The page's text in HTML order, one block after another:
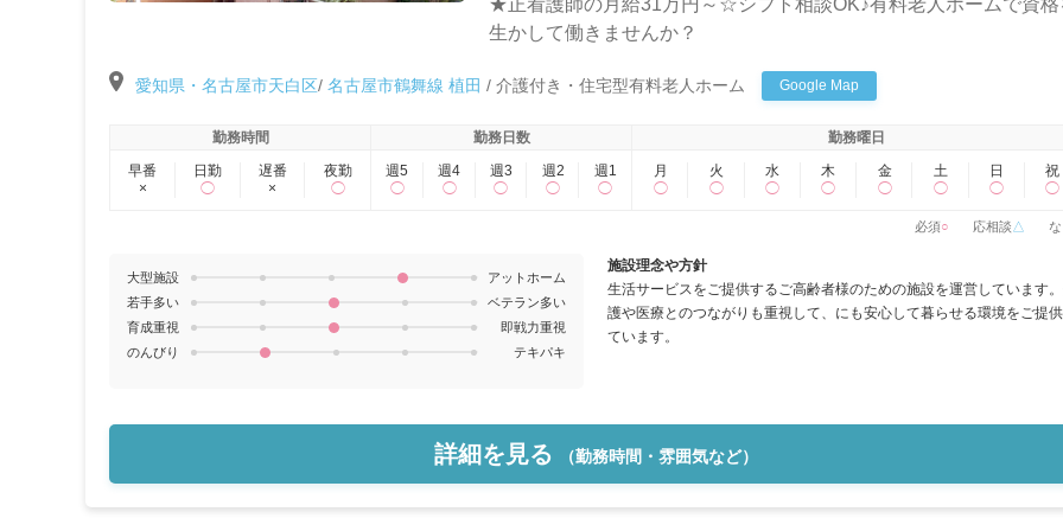
生かして働きませんか？
愛知県・名古屋市天白区/ 名古屋市鶴舞線 植田 / 介護付き・住宅型有料老人ホーム Google Map
勤務時間
早番
×
日勤
◯
遅番
×
夜勤
◯
勤務日数
週5
◯
週4
◯
週3
◯
週2
◯
週1
◯
勤務曜日
月
◯
火
◯
水
◯
木
◯
金
◯
土
◯
日
◯
祝
◯
必須○ 応相談 △ な
大型施設
アットホーム
若手多い
ベテラン多い
育成重視
即戦力重視
のんびり
テキパキ
施設理念や方針
生活サービスをご提供するご高齢者様のための施設を運営しています
護や医療とのつながりも重視して、にも安心して暮らせる環境をご提
ています。
詳細を見る （勤務時間・雰囲気など）